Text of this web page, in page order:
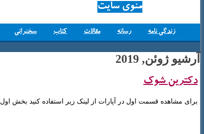
منوی سایت
زندگی نامه رسانه مقالات کتاب سخنرانی
آرشیو ژوئن, 2019
دکترین شوک
برای مشاهده قسمت اول در آپارات از لینک زیر استفاده کنید بخش اول